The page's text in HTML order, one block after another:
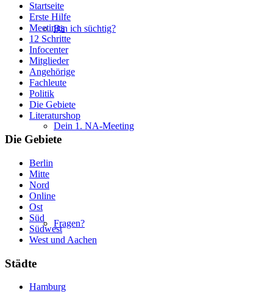
Bin ich süchtig?
Dein 1. NA-Meeting
Fragen?
Startseite
Erste Hilfe
Meetings
12 Schritte
Infocenter
Mitglieder
Angehörige
Fachleute
Politik
Die Gebiete
Literaturshop
Die Gebiete
Berlin
Mitte
Nord
Online
Ost
Süd
Südwest
West und Aachen
Städte
Hamburg